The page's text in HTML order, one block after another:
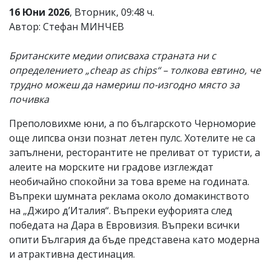
въвеждат
от
читателите
редакцията
носи
отговорност
за
Ако
откриете
обиден
за
вас
коментар,
моля
сигнализирайте
ни!
16 Юни 2026, Вторник, 09:48 ч.
Автор: Стефан МИНЧЕВ
Британските медии описваха страната ни с
определението „cheap as chips“ – толкова евтино, че
трудно можеш да намериш по-изгодно място за
почивка
Преполовихме юни, а по българското Черноморие
още липсва онзи познат летен пулс. Хотелите не са
запълнени, ресторантите не преливат от туристи, а
алеите на морските ни градове изглеждат
необичайно спокойни за това време на годината.
Въпреки шумната реклама около домакинството
на „Джиро д’Италия“. Въпреки еуфорията след
победата на Дара в Евровизия. Въпреки всички
опити България да бъде представена като модерна
и атрактивна дестинация.